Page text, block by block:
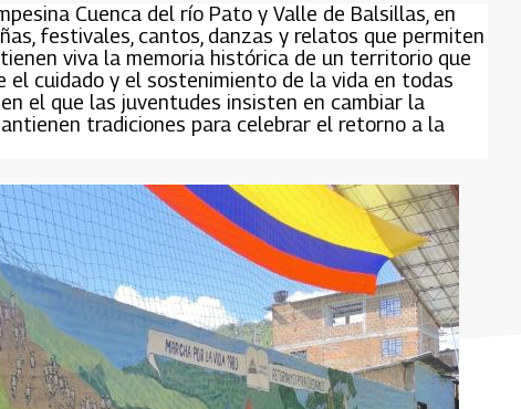
Cuenca del río Pato y Valle de Balsillas, en
festivales, cantos, danzas y relatos que permiten
viva la memoria histórica de un territorio que
el cuidado y el sostenimiento de la vida en todas
el que las juventudes insisten en cambiar la
tradiciones para celebrar el retorno a la